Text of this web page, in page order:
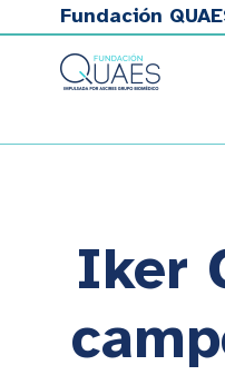
Fundación
Iker